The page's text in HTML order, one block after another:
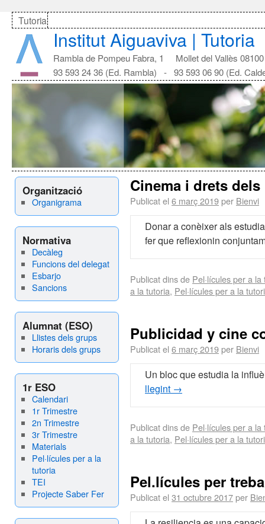
Tutoria
Institut Aiguaviva | Tutoria
Rambla de Pompeu Fabra, 1 Mollet del Vallès 08100
93 593 24 36 (Ed. Rambla) - 93 593 06 90 (Ed.
Organització
Organigrama
Normativa
Decàleg
Funcions del delegat
Esbarjo
Sancions
Alumnat (ESO)
Llistes dels grups
Horaris dels grups
1r ESO
Calendari
1r Trimestre
2n Trimestre
3r Trimestre
Materials
Pel·lícules per a la
tutoria
TEI
Projecte Saber Fer
Cinema i drets
Publicat el 6 març 2019per Bienvi
Donar a conèixer als
fer que reflexionin
Publicat dins de Pel·lícules per a la
a la tutoria, Pel·lícules per a la
Publicidad y cine
Publicat el 6 març 2019per Bienvi
Un bloc que estudia la
llegint →
Publicat dins de Pel·lícules per a la
a la tutoria, Pel·lícules per a la
Pel.lícules per
Publicat el 31 octubre 2017per